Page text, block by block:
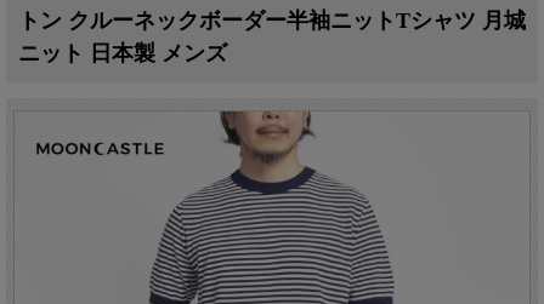
トン クルーネックボーダー半袖ニットTシャツ 月城
ニット 日本製 メンズ